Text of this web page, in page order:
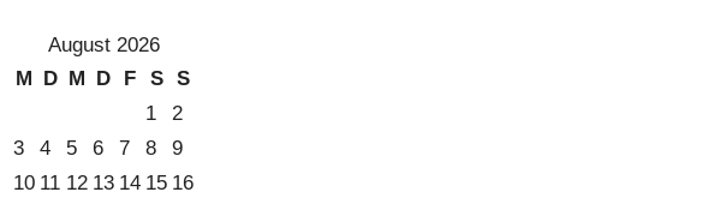
August 2026
M D M D F S
S
1
2
3
4 5 6 7 8
9
10 11 12 13 14 15 16